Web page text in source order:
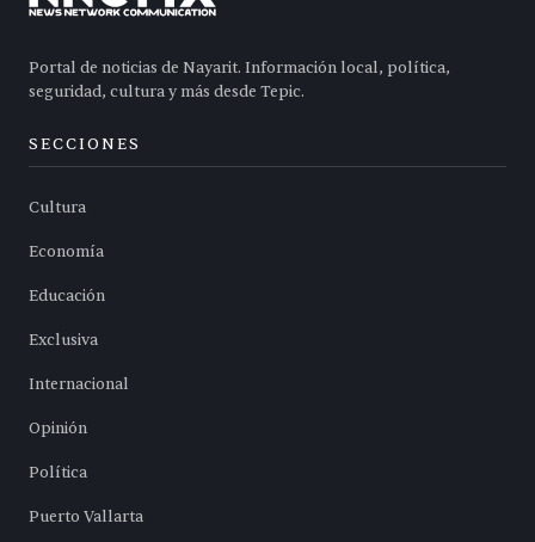
Portal de noticias de Nayarit. Información local, política,
seguridad, cultura y más desde Tepic.
SECCIONES
Cultura
Economía
Educación
Exclusiva
Internacional
Opinión
Política
Puerto Vallarta